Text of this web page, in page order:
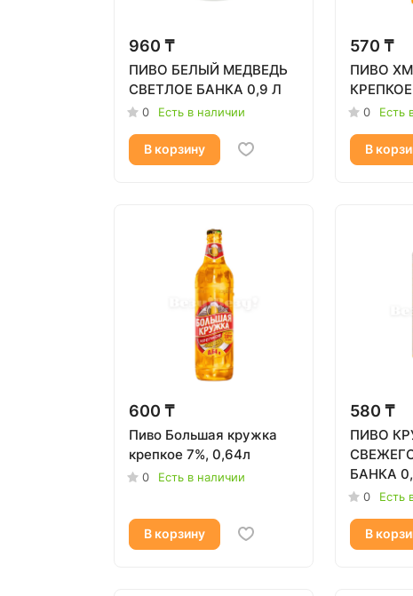
960 ₸
ПИВО БЕЛЫЙ МЕДВЕДЬ
СВЕТЛОЕ БАНКА 0,9 Л
0 Есть в наличии
В корзину
570 ₸
ПИВО
0 Есть
В
600 ₸
Пиво Большая кружка
крепкое 7%, 0,64л
0 Есть в наличии
В корзину
580 ₸
ПИВО
БАНКА
0 Есть
В